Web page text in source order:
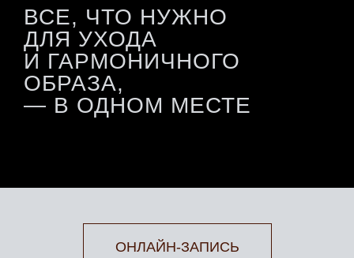
ВСЕ, ЧТО НУЖНО
ДЛЯ УХОДА
И ГАРМОНИЧНОГО
ОБРАЗА,
— В ОДНОМ МЕСТЕ
ОНЛАЙН-ЗАПИСЬ